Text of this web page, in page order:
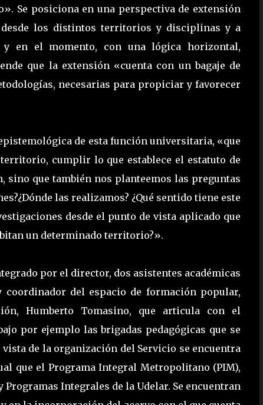
Se posiciona en una perspectiva de extensión
los distintos territorios y disciplinas y a
en el momento, con una lógica horizontal,
que la extensión «cuenta con un bagaje de
necesarias para propiciar y favorecer
de esta función universitaria, «que
cumplir lo que establece el estatuto de
sino que también nos planteemos las preguntas
las realizamos? ¿Qué sentido tiene este
desde el punto de vista aplicado que
un determinado territorio?».
por el director, dos asistentes académicas
del espacio de formación popular,
Humberto Tomasino, que articula con el
por ejemplo las brigadas pedagógicas que se
de la organización del Servicio se encuentra
que el Programa Integral Metropolitano (PIM),
Integrales de la Udelar. Se encuentran